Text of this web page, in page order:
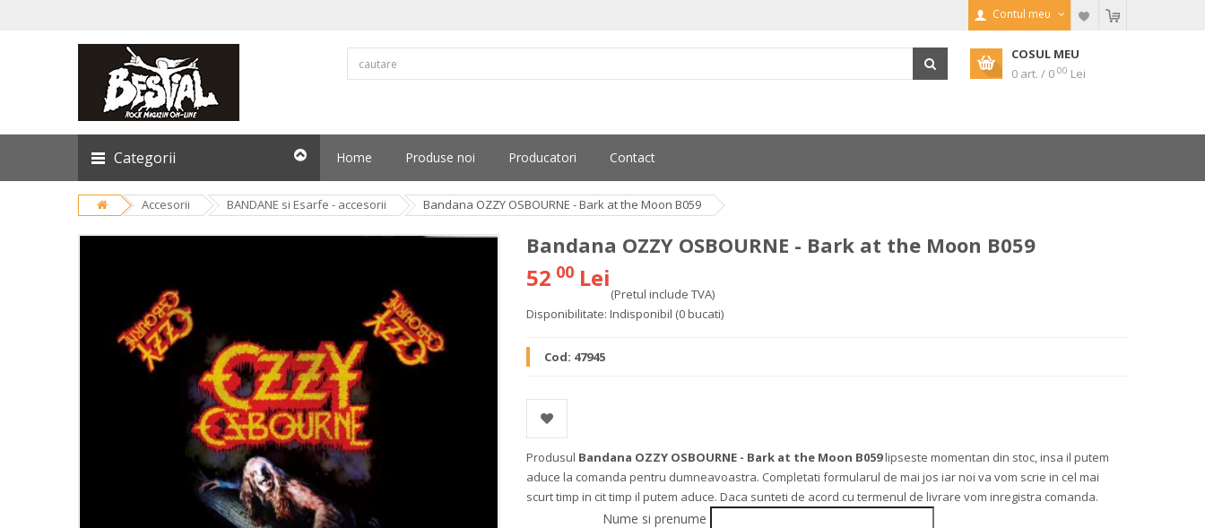
Contul meu
COSUL MEU
0 art. / 0 00 Lei
Categorii Home Produse noi Producatori Contact
Accesorii BANDANE si Esarfe - accesorii Bandana OZZY OSBOURNE - Bark at the Moon B059
Bandana OZZY OSBOURNE - Bark at the Moon B059
52 00 Lei
(Pretul include TVA)
Disponibilitate: Indisponibil (0 bucati)
Cod: 47945
Produsul Bandana OZZY OSBOURNE - Bark at the Moon B059lipseste momentan din stoc, insa il putem
aduce la comanda pentru dumneavoastra. Completati formularul de mai jos iar noi va vom scrie in cel mai
scurt timp in cit timp il putem aduce. Daca sunteti de acord cu termenul de livrare vom inregistra comanda.
Nume si prenume